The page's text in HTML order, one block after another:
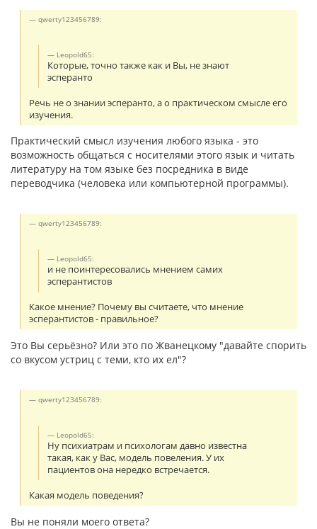
qwerty123456789:
Leopold65:
Которые, точно также как и Вы, не знают
эсперанто
Речь не о знании эсперанто, а о практическом смысле его
изучения.
Практический смысл изучения любого языка - это
возможность общаться с носителями этого язык и читать
литературу на том языке без посредника в виде
переводчика (человека или компьютерной программы).
qwerty123456789:
Leopold65:
и не поинтересовались мнением самих
эсперантистов
Какое мнение? Почему вы считаете, что мнение
эсперантистов - правильное?
Это Вы серьёзно? Или это по Жванецкому "давайте спорить
со вкусом устриц с теми, кто их ел"?
qwerty123456789:
Leopold65:
Ну психиатрам и психологам давно известна
такая, как у Вас, модель повеления. У их
пациентов она нередко встречается.
Какая модель поведения?
Вы не поняли моего ответа?